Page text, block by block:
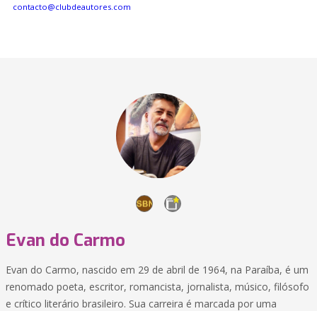
contacto@clubdeautores.com
Evan do Carmo
Evan do Carmo, nascido em 29 de abril de 1964, na Paraíba, é um
renomado poeta, escritor, romancista, jornalista, músico, filósofo
e crítico literário brasileiro. Sua carreira é marcada por uma